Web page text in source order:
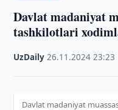
Davlat madaniyat
tashkilotlari
UzDaily ·26.11.2024 ·23:23
Davlat madaniyat